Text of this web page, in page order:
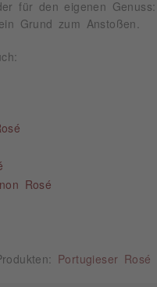
für den eigenen
Grund zum Anstoßen.
Rosé
Portugieser Rosé